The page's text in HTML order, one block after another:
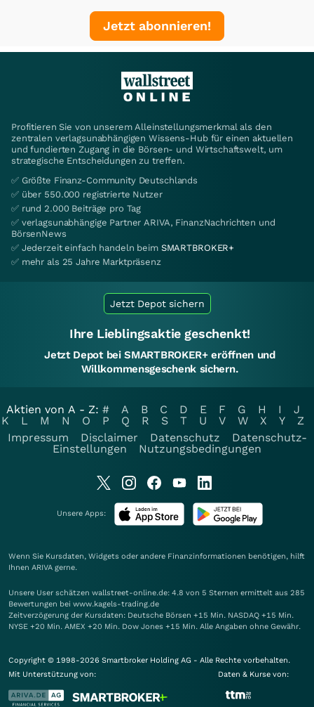
Jetzt abonnieren!
Profitieren Sie von unserem Alleinstellungsmerkmal als den
zentralen verlagsunabhängigen Wissens-Hub für einen aktuellen
und fundierten Zugang in die Börsen- und Wirtschaftswelt, um
strategische Entscheidungen zu treffen.
✅ Größte Finanz-Community Deutschlands
✅ über 550.000 registrierte Nutzer
✅ rund 2.000 Beiträge pro Tag
✅ verlagsunabhängige Partner ARIVA, FinanzNachrichten und
BörsenNews
✅ Jederzeit einfach handeln beim SMARTBROKER+
✅ mehr als 25 Jahre Marktpräsenz
Jetzt Depot sichern
Ihre Lieblingsaktie geschenkt!
Jetzt Depot bei SMARTBROKER+ eröffnen und
Willkommensgeschenk sichern.
Aktien von A - Z: # A B C D E F G H I
J
K
L M N O P Q R S T U V W X Y
Z
Impressum
Disclaimer Datenschutz
Datenschutz-
Einstellungen
Nutzungsbedingungen
Unsere Apps:
Wenn Sie Kursdaten, Widgets oder andere Finanzinformationen benötigen, hilft
Ihnen ARIVA gerne.
Unsere User schätzen wallstreet-online.de: 4.8 von 5 Sternen ermittelt aus 285
Bewertungen bei www.kagels-trading.de
Zeitverzögerung der Kursdaten: Deutsche Börsen +15 Min. NASDAQ +15 Min.
NYSE +20 Min. AMEX +20 Min. Dow Jones +15 Min. Alle Angaben ohne Gewähr.
Copyright © 1998-2026 Smartbroker Holding AG - Alle Rechte vorbehalten.
Mit Unterstützung von:
Daten & Kurse von: